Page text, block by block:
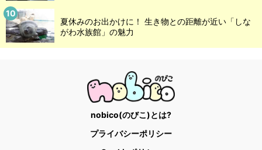
夏休みのお出かけに！ 生き物との距離が近い「しな
がわ水族館」の魅力
nobico(のびこ)とは?
プライバシーポリシー